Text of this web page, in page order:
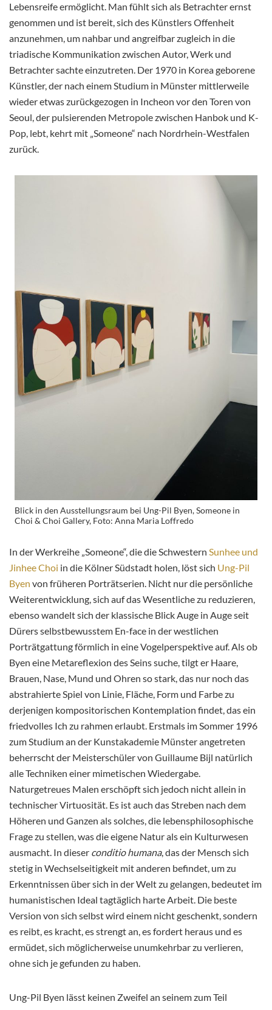
Lebensreife ermöglicht. Man fühlt sich als Betrachter ernst
genommen und ist bereit, sich des Künstlers Offenheit
anzunehmen, um nahbar und angreifbar zugleich in die
triadische Kommunikation zwischen Autor, Werk und
Betrachter sachte einzutreten. Der 1970 in Korea geborene
Künstler, der nach einem Studium in Münster mittlerweile
wieder etwas zurückgezogen in Incheon vor den Toren von
Seoul, der pulsierenden Metropole zwischen Hanbok und K-
Pop, lebt, kehrt mit „Someone“ nach Nordrhein-Westfalen
zurück.
Blick in den Ausstellungsraum bei Ung-Pil Byen, Someone in
Choi & Choi Gallery, Foto: Anna Maria Loffredo
In der Werkreihe „Someone“, die die Schwestern Sunhee und
Jinhee Choi in die Kölner Südstadt holen, löst sich Ung-Pil
Byen von früheren Porträtserien. Nicht nur die persönliche
Weiterentwicklung, sich auf das Wesentliche zu reduzieren,
ebenso wandelt sich der klassische Blick Auge in Auge seit
Dürers selbstbewusstem En-face in der westlichen
Porträtgattung förmlich in eine Vogelperspektive auf. Als ob
Byen eine Metareflexion des Seins suche, tilgt er Haare,
Brauen, Nase, Mund und Ohren so stark, das nur noch das
abstrahierte Spiel von Linie, Fläche, Form und Farbe zu
derjenigen kompositorischen Kontemplation findet, das ein
friedvolles Ich zu rahmen erlaubt. Erstmals im Sommer 1996
zum Studium an der Kunstakademie Münster angetreten
beherrscht der Meisterschüler von Guillaume Bijl natürlich
alle Techniken einer mimetischen Wiedergabe.
Naturgetreues Malen erschöpft sich jedoch nicht allein in
technischer Virtuosität. Es ist auch das Streben nach dem
Höheren und Ganzen als solches, die lebensphilosophische
Frage zu stellen, was die eigene Natur als ein Kulturwesen
ausmacht. In dieser conditio humana, das der Mensch sich
stetig in Wechselseitigkeit mit anderen befindet, um zu
Erkenntnissen über sich in der Welt zu gelangen, bedeutet im
humanistischen Ideal tagtäglich harte Arbeit. Die beste
Version von sich selbst wird einem nicht geschenkt, sondern
es reibt, es kracht, es strengt an, es fordert heraus und es
ermüdet, sich möglicherweise unumkehrbar zu verlieren,
ohne sich je gefunden zu haben.
Ung-Pil Byen lässt keinen Zweifel an seinem zum Teil